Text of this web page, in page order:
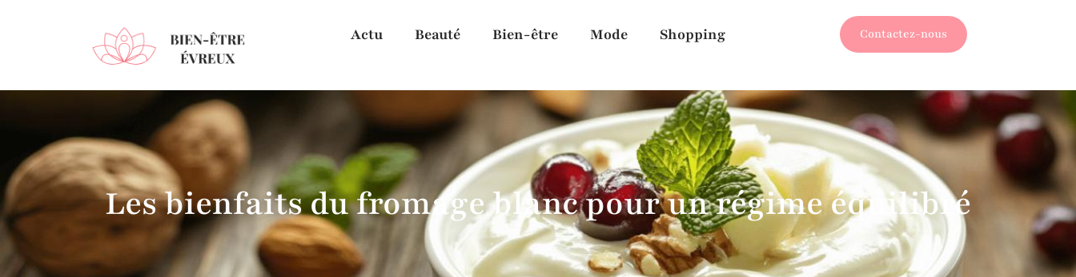
Actu Beauté Bien-être Mode Shopping Contactez-nous
Les bienfaits du fromage blanc pour un régime équilibré